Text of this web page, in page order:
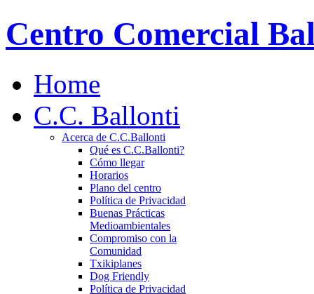
Centro Comercial
Home
C.C. Ballonti
Acerca de C.C.Ballonti
Qué es C.C.Ballonti?
Cómo llegar
Horarios
Plano del centro
Política de Privacidad
Buenas Prácticas
Medioambientales
Compromiso con la
Comunidad
Txikiplanes
Dog Friendly
Política de Privacidad